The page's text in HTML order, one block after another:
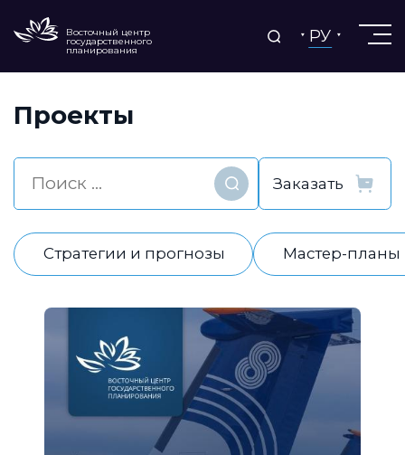
Восточный центр
государственного
планирования
РУ
Проекты
Найти
Стратегии и прогнозы Мастер-планы